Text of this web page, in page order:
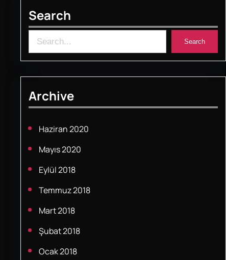
Search
e
a
r
c
h
Search
Archive
Haziran 2020
Mayıs 2020
Eylül 2018
Temmuz 2018
Mart 2018
Şubat 2018
Ocak 2018